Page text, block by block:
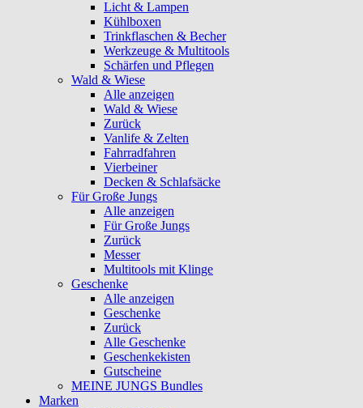
Licht & Lampen
Kühlboxen
Trinkflaschen & Becher
Werkzeuge & Multitools
Schärfen und Pflegen
Wald & Wiese
Alle anzeigen
Wald & Wiese
Zurück
Vanlife & Zelten
Fahrradfahren
Vierbeiner
Decken & Schlafsäcke
Für Große Jungs
Alle anzeigen
Für Große Jungs
Zurück
Messer
Multitools mit Klinge
Geschenke
Alle anzeigen
Geschenke
Zurück
Alle Geschenke
Geschenkekisten
Gutscheine
MEINE JUNGS Bundles
Marken